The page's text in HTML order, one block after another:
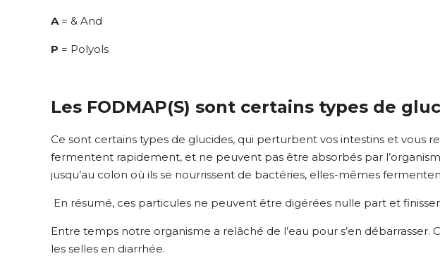
A= & And
P = Polyols
Les FODMAP(S) sont certains types de
Ce sont certains types de glucides, qui perturbent vos intestins et vous
fermentent rapidement, et ne peuvent pas être absorbés par
jusqu’au colon où ils se nourrissent de bactéries, elles-mêmes
En résumé, ces particules ne peuvent être digérées nulle part et
Entre temps notre organisme a relâché de l’eau pour s’en débarrasser.
les selles en diarrhée.